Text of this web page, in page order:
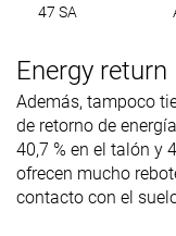
47 SA
Energy return
Además, tampoco
de retorno de
40,7 % en el talón y
ofrecen mucho
contacto con el